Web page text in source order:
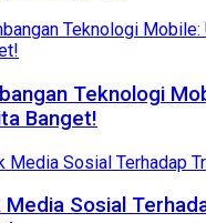
Teknologi
Banget!
Media Sosial